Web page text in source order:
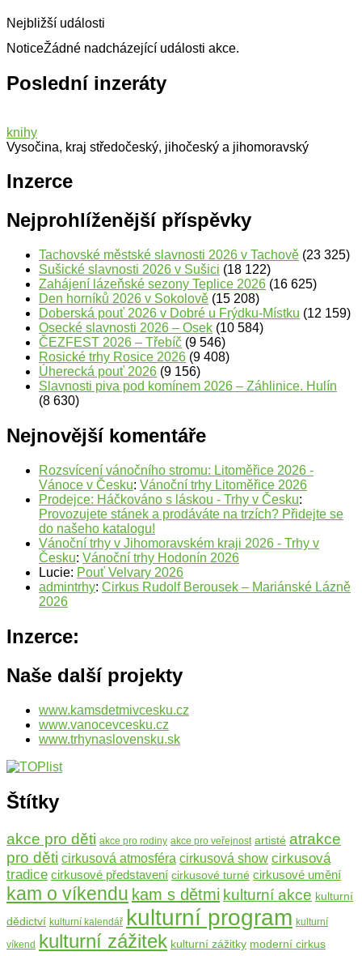
Nejbližší události
NoticeŽádné nadcházející události akce.
Poslední inzeráty
knihy
Vysočina, kraj středočeský, jihočeský a jihomoravský
Inzerce
Nejprohlíženější příspěvky
Tachovské městské slavnosti 2026 v Tachově (23 325)
Sušické slavnosti 2026 v Sušici (18 122)
Zahájení lázeňské sezony Teplice 2026 (16 625)
Den horníků 2026 v Sokolově (15 208)
Doberská pouť 2026 v Dobré u Frýdku-Místku (12 159)
Osecké slavnosti 2026 – Osek (10 584)
ČEZFEST 2026 – Třebíč (9 546)
Rosické trhy Rosice 2026 (9 408)
Úherecká pouť 2026 (9 156)
Slavnosti piva pod komínem 2026 – Záhlinice. Hulín
(8 630)
Nejnovější komentáře
Rozsvícení vánočního stromu: Litoměřice 2026 -
Vánoce v Česku: Vánoční trhy Litoměřice 2026
Prodejce: Háčkováno s láskou - Trhy v Česku:
Provozujete stánek a prodáváte na trzích? Přidejte se
do našeho katalogu!
Vánoční trhy v Jihomoravském kraji 2026 - Trhy v
Česku: Vánoční trhy Hodonín 2026
Lucie: Pouť Velvary 2026
admintrhy: Cirkus Rudolf Berousek – Mariánské Lázně
2026
Inzerce:
Naše další projekty
www.kamsdetmivcesku.cz
www.vanocevcesku.cz
www.trhynaslovensku.sk
Štítky
akce pro děti akce pro rodiny akce pro veřejnost artisté atrakce
pro děti cirkusová atmosféra cirkusová show cirkusová
tradice cirkusové představení cirkusové turné cirkusové umění
kam o víkendu kam s dětmi kulturní akce kulturní
dědictví kulturní kalendář kulturní program kulturní
víkend kulturní zážitek kulturní zážitky moderní cirkus